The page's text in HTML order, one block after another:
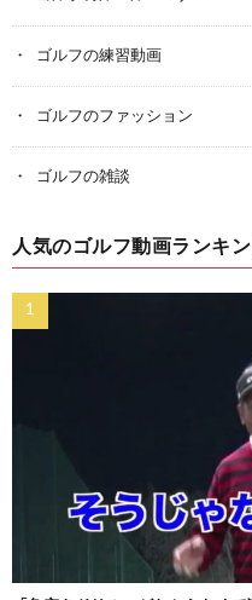
ゴルフの練習動画
ゴルフのファッション
ゴルフの雑談
人気のゴルフ動画ランキ